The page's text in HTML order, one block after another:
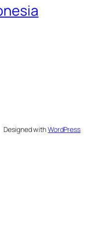
Designed withWordPress